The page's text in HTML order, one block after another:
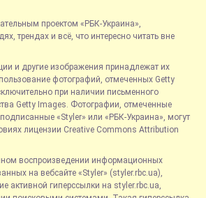
проектом «РБК-Украина»,
трендах и всё, что интересно читать вне
и другие изображения принадлежат их
фотографий, отмеченных Getty
при наличии письменного
Getty Images. Фотографии, отмеченные
«Styler» или «РБК-Украина», могут
лицензии Creative Commons Attribution
воспроизведении информационных
на вебсайте «Styler» (styler.rbc.ua),
активной гиперссылки на styler.rbc.ua,